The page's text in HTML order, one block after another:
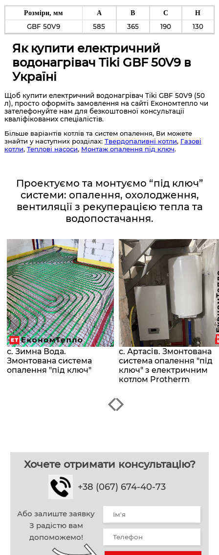
Розміри, мм А В C H
GBF 50V9 585 365 190 130
Як купити електричний
водонагрівач Tiki GBF 50V9 в
Україні
Щоб купити електричний водонагрівач Tiki GBF 50V9 (50
л), просто оформіть замовлення на сайті Економтепло чи
зателефонуйте нам для безкоштовної консультації
кваліфікованих спеціалістів.
Більше варіантів котлів та систем опалення, Ви можете
знайти у наступних розділах: Твердопаливні котли, Газові
котли, Теплові насоси, Монтаж опалення під ключ.
Проектуємо та монтуємо “під ключ”
системи: опалення, охолодження,
вентиляції з рекуперацією тепла та
водопостачання.
с. Зимна Вода.
Змонтована система
опалення "під ключ"
с. Артасів. Змонтована
система опалення "під
ключ" з електричним
котлом Protherm
Хочете отримати консультацію?
+38 (067) 674-40-73
Або залиште заявку
З радістю вам
допоможемо!